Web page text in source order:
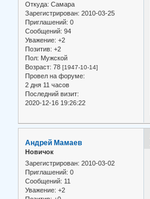
Откуда: Самара
Зарегистрирован: 2010-03-25
Приглашений: 0
Сообщений: 94
Уважение: +2
Позитив: +2
Пол: Мужской
Возраст: 78 [1947-10-14]
Провел на форуме:
2 дня 11 часов
Последний визит:
2020-12-16 19:26:22
Андрей Мамаев
Новичок
Зарегистрирован: 2010-03-02
Приглашений: 0
Сообщений: 11
Уважение: +2